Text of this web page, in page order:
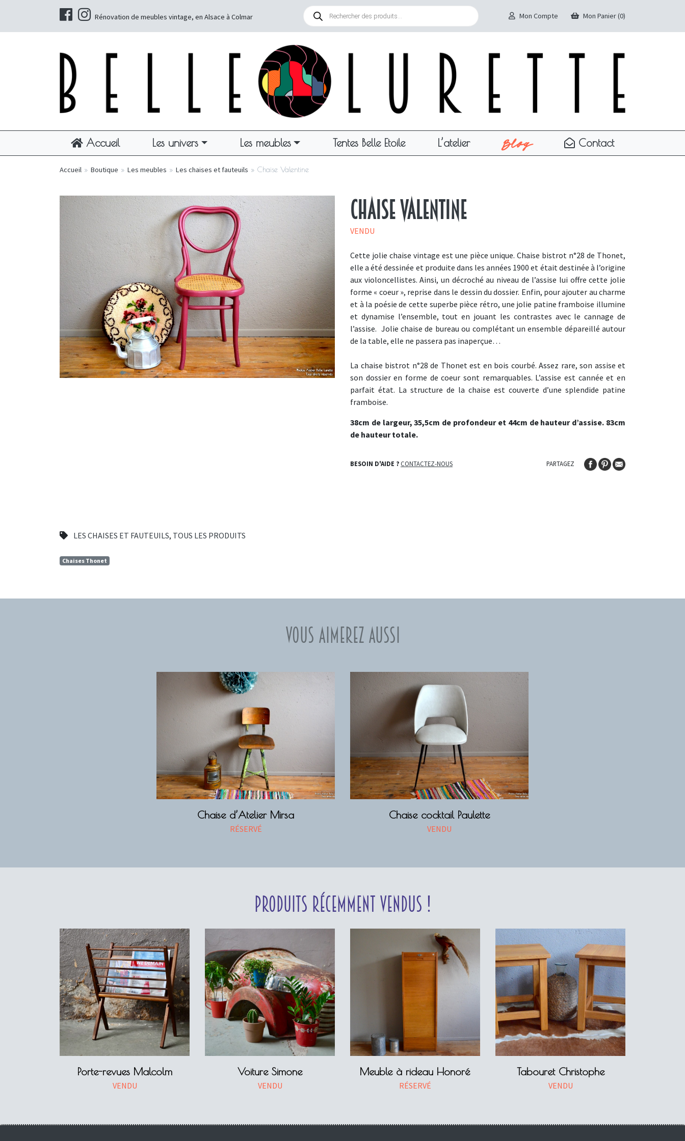
Rénovation de meubles vintage, en Alsace à Colmar
Recherche
produits
Mon Compte Mon Panier (0)
Accueil Les univers Les meubles Tentes Belle Etoile L’atelier Blog Contact
Accueil » Boutique » Les meubles » Les chaises et fauteuils » Chaise Valentine
LES CHAISES ET FAUTEUILS, TOUS LES PRODUITS
Chaises Thonet
Chaise Valentine
VENDU
Cette jolie chaise vintage est une pièce unique. Chaise bistrot n°28 de Thonet,
elle a été dessinée et produite dans les années 1900 et était destinée à l’origine
aux violoncellistes. Ainsi, un décroché au niveau de l’assise lui offre cette jolie
forme « coeur », reprise dans le dessin du dossier. Enfin, pour ajouter au charme
et à la poésie de cette superbe pièce rétro, une jolie patine framboise illumine
et dynamise l’ensemble, tout en jouant les contrastes avec le cannage de
l’assise. Jolie chaise de bureau ou complétant un ensemble dépareillé autour
de la table, elle ne passera pas inaperçue…
La chaise bistrot n°28 de Thonet est en bois courbé. Assez rare, son assise et
son dossier en forme de coeur sont remarquables. L’assise est cannée et en
parfait état. La structure de la chaise est couverte d’une splendide patine
framboise.
38cm de largeur, 35,5cm de profondeur et 44cm de hauteur d’assise. 83cm
de hauteur totale.
BESOIN D'AIDE ?CONTACTEZ-NOUS PARTAGEZ
Vous aimerez aussi
Chaise d’Atelier Mirsa
RÉSERVÉ
Chaise cocktail Paulette
VENDU
Produits récemment vendus !
Porte-revues Malcolm
VENDU
Voiture Simone
VENDU
Meuble à rideau Honoré
RÉSERVÉ
Tabouret Christophe
VENDU